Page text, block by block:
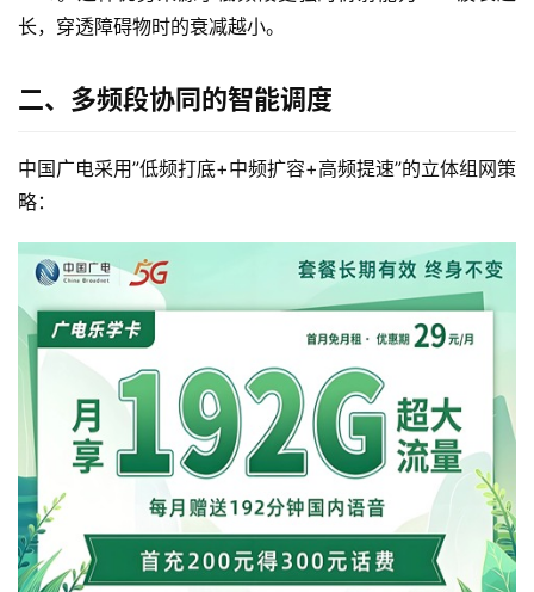
长，穿透障碍物时的衰减越小。
二、多频段协同的智能调度
中国广电采用”低频打底+中频扩容+高频提速”的立体组网策
略：